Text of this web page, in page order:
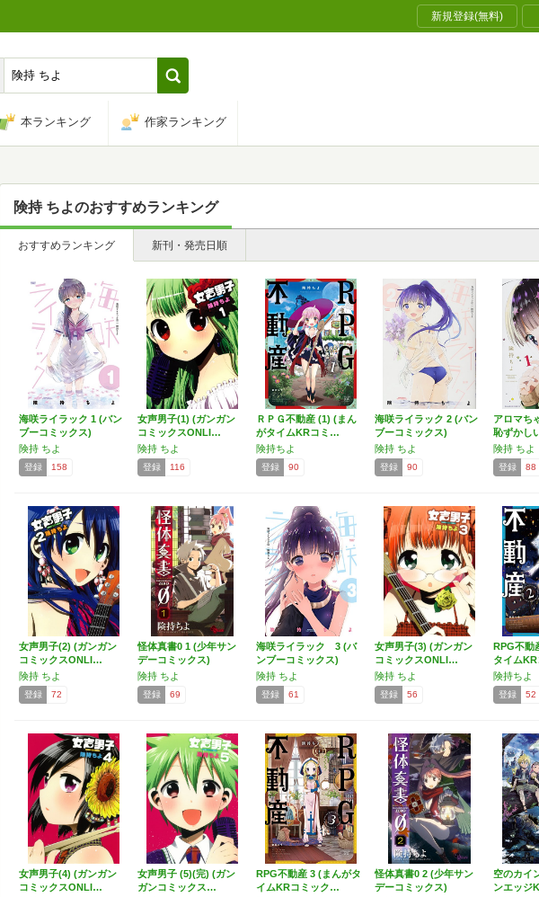
新規登録(無料)
本ランキング 作家ランキング
険持 ちよのおすすめランキング
おすすめランキング 新刊・発売日順
海咲ライラック 1 (バン
ブーコミックス)
険持 ちよ
登録 158
女声男子(1) (ガンガン
コミックスONLI…
険持 ちよ
登録 116
ＲＰＧ不動産 (1) (まん
がタイムKRコミ…
険持ちよ
登録 90
海咲ライラック 2 (バン
ブーコミックス)
険持 ちよ
登録 90
アロマち
恥ずかし
険持 ちよ
登録 88
女声男子(2) (ガンガン
コミックスONLI…
険持 ちよ
登録 72
怪体真書0 1 (少年サン
デーコミックス)
険持 ちよ
登録 69
海咲ライラック 3 (バ
ンブーコミックス)
険持 ちよ
登録 61
女声男子(3) (ガンガン
コミックスONLI…
険持 ちよ
登録 56
RPG不動
タイム
険持ちよ
登録 52
女声男子(4) (ガンガン
コミックスONLI…
女声男子 (5)(完) (ガン
ガンコミックス…
RPG不動産 3 (まんがタ
イムKRコミック…
怪体真書0 2 (少年サン
デーコミックス)
空のカイ
ンエッジ